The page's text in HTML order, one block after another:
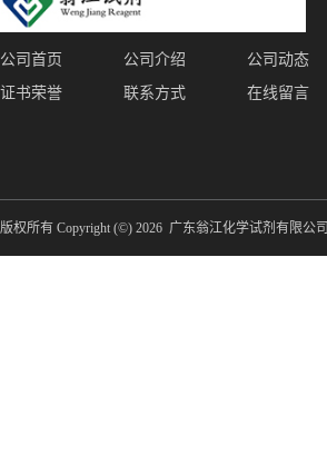
公司首页 公司介绍 公司动态
证书荣誉
联系方式 在线留言
版权所有 Copyright (©) 2026 广东翁江化学试剂有限公司